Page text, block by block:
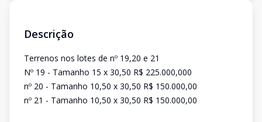
Descrição
Terrenos nos lotes de nº 19,20 e 21
Nº 19 - Tamanho 15 x 30,50 R$ 225.000,000
nº 20 - Tamanho 10,50 x 30,50 R$ 150.000,00
nº 21 - Tamanho 10,50 x 30,50 R$ 150.000,00